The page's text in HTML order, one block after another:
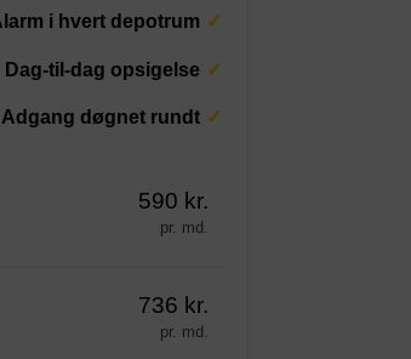
i hvert depotrum
Dag-til-dag opsigelse
Adgang døgnet rundt
590 kr.
pr. md.
736 kr.
pr. md.